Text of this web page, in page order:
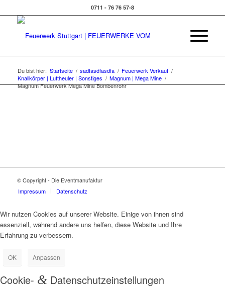
0711 - 76 76 57-8
Du bist hier: Startseite / sadfasdfasdfa / Feuerwerk Verkauf /
Knallkörper | Luftheuler | Sonstiges / Magnum | Mega Mine /
Magnum Feuerwerk Mega Mine Bombenrohr
© Copyright - Die Eventmanufaktur
Impressum
Datenschutz
Wir nutzen Cookies auf unserer Website. Einige von ihnen sind
essenziell, während andere uns helfen, diese Website und Ihre
Erfahrung zu verbessern.
OK Anpassen
Cookie- & Datenschutzeinstellungen